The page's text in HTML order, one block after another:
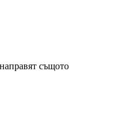
същото